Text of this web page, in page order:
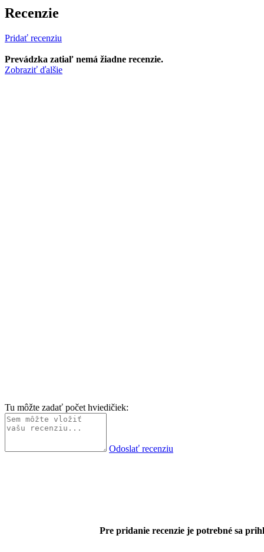
Recenzie
Pridať recenziu
Prevádzka zatiaľ nemá žiadne recenzie.
Zobraziť ďalšie
Tu môžte zadať počet hviedičiek:
Odoslať recenziu
Pre pridanie recenzie je potrebné sa